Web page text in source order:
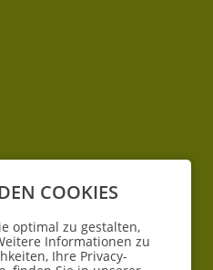
COOKIES
optimal zu gestalten,
Informationen zu
Ihre Privacy-